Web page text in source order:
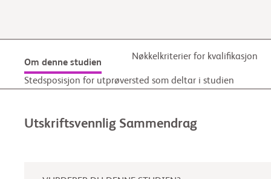
Fibrose
Om denne studien
Nøkkelkriterier for kvalifikasjon
Stedsposisjon for utprøversted som deltar i studien
Utskriftsvennlig Sammendrag